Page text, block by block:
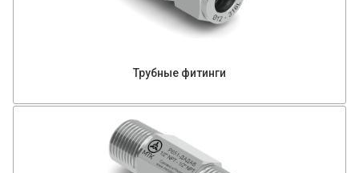
Трубные фитинги